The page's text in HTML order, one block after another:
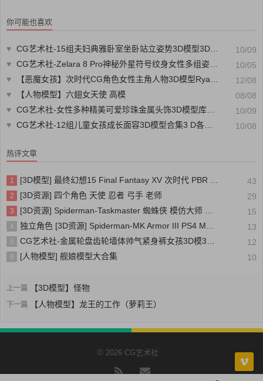
你可能也喜欢
♥ CG艺术社-15组夫妇典雅卧室坐卧站立姿势3D模型3D CG模型库模型素材CG88艺术社
10/09
♥ CG艺术社-Zelara 8 Pro神秘外星符号纹身女性多组姿势服装3D模型库CG模型库模型素材CG88艺术社
10/05
♥
【恶魔女孩】次时代CG角色女性主角人物3D模型RyanReos_DaemonGirl模型 PBR材质贴图
12/08
♥
【人物模型】六翅女天使 高模
08/08
♥ CG艺术社-女性多种精美可爱珍珠金属头饰3D模型库CG模型库模型素材CG88艺术社
10/09
♥ CG艺术社-12组儿童女孩成长面容3D模型合集3 D各类模型素材CG88艺术社 10/08
热评文章
1 [3D模型] 最终幻想15 Final Fantasy XV 次时代 PBR 写实人物角色模型 43
2 [3D资源] 四个角色 天使 忍者 弓手 老师 29
3 [3D资源] Spiderman-Taskmaster 蜘蛛侠 模仿大师 装甲 15
4 独立角色 [3D资源] Spiderman-MK Armor III PS4 MK装甲三号 蜘蛛侠 13
5 CG艺术社-金属轮盘齿轮墙体帅气紧身裤女孩3D模3D CG模型库模型素材CG88艺术社 12
6 [人物模型] 舰娘模型大合集 10
上一篇 【3D模型】怪物
下一篇 【人物模型】龙王的工作（萝莉王）
© 2026 CG艺术社